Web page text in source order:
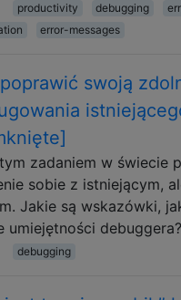
productivity debugging
error-messages
swoją
zadaniem w świecie
sobie z istniejącym,
Jakie są wskazówki,
umiejętności debuggera?
debugging